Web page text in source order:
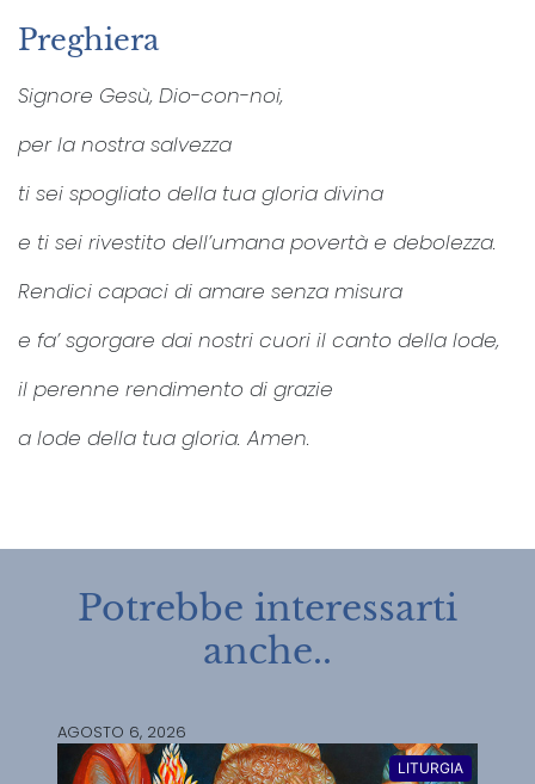
Preghiera
Signore Gesù, Dio-con-noi,
per la nostra salvezza
ti sei spogliato della tua gloria divina
e ti sei rivestito dell’umana povertà e debolezza.
Rendici capaci di amare senza misura
e fa’ sgorgare dai nostri cuori il canto della lode,
il perenne rendimento di grazie
a lode della tua gloria. Amen.
Potrebbe interessarti
anche..
AGOSTO 6, 2026
LITURGIA